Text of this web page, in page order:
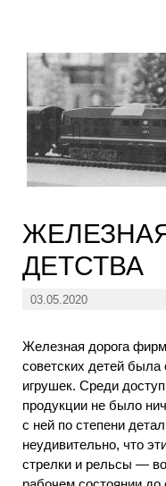
ДЕТСТВА
03.05.2020
Железная дорога
советских детей
игрушек. Среди
продукции не было
с ней по степени
неудивительно, что
стрелки и рельсы —